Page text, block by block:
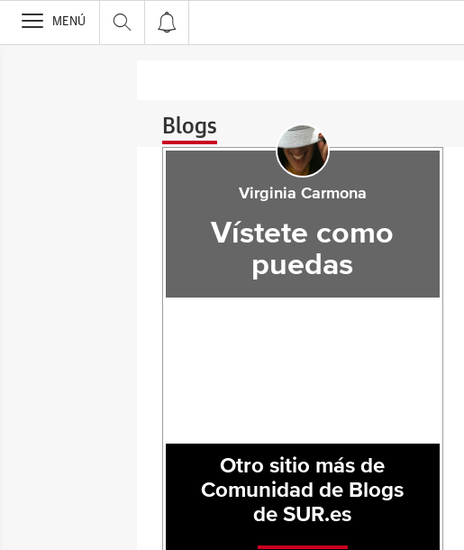
>
MENÚ
Blogs
Virginia Carmona
Vístete como
puedas
Otro sitio más de
Comunidad de Blogs
de SUR.es